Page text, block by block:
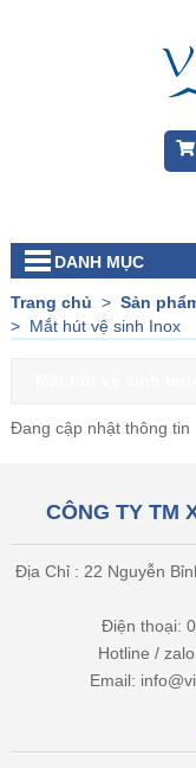
DANH MỤC
Trang chủ > Sản
> Mắt hút vệ sinh Inox
Đang cập nhật thông tin
CÔNG TY TM
Địa Chỉ : 22 Nguyễn
Điện thoại:
Hotline /
Email: